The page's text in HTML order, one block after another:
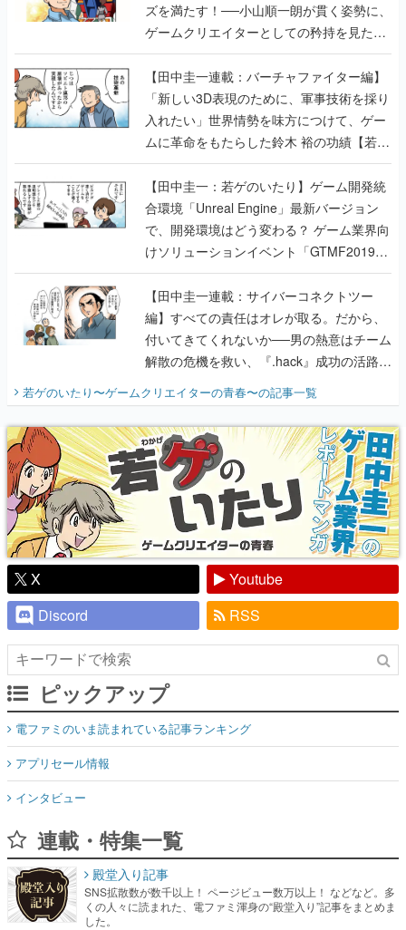
ズを満たす！──小山順一朗が貫く姿勢に、
ゲームクリエイターとしての矜持を見た
【若ゲのいたり最終回】
【田中圭一連載：バーチャファイター編】
「新しい3D表現のために、軍事技術を採り
入れたい」世界情勢を味方につけて、ゲー
ムに革命をもたらした鈴木 裕の功績【若ゲ
のいたり】
【田中圭一：若ゲのいたり】ゲーム開発統
合環境「Unreal Engine」最新バージョン
で、開発環境はどう変わる？ ゲーム業界向
けソリューションイベント「GTMF2019」
に行って、より理解を深めよう【PR】
【田中圭一連載：サイバーコネクトツー
編】すべての責任はオレが取る。だから、
付いてきてくれないか──男の熱意はチーム
解散の危機を救い、『.hack』成功の活路を
開く。業界の快男児・松山 洋に流れる血は
『少年ジャンプ』色だった【若ゲのいた
り】
若ゲのいたり〜ゲームクリエイターの青春〜の記事一覧
X
Youtube
Discord
RSS
ピックアップ
電ファミのいま読まれている記事ランキング
アプリセール情報
インタビュー
連載・特集一覧
殿堂入り記事
SNS拡散数が数千以上！ ページビュー数万以上！ などなど。多
くの人々に読まれた、電ファミ渾身の“殿堂入り”記事をまとめま
した。